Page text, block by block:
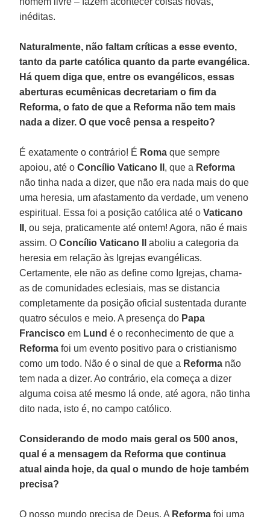
inéditas.
Naturalmente, não faltam críticas a esse evento,
tanto da parte católica quanto da parte evangélica.
Há quem diga que, entre os evangélicos, essas
aberturas ecumênicas decretariam o fim da
Reforma, o fato de que a Reforma não tem mais
nada a dizer. O que você pensa a respeito?
É exatamente o contrário! É Roma que sempre
apoiou, até oConcílio Vaticano II , que a Reforma
não tinha nada a dizer, que não era nada mais do que
uma heresia, um afastamento da verdade, um veneno
espiritual. Essa foi a posição católica até oVaticano
, ou seja, praticamente até ontem! Agora, não é mais
assim. OConcílio Vaticano II
aboliu a categoria da
heresia em relação às Igrejas evangélicas.
Certamente, ele não as define como Igrejas, chama-
as de comunidades eclesiais, mas se distancia
completamente da posição oficial sustentada durante
quatro séculos e meio. A presença do Papa
Francisco em Lund é o reconhecimento de que a
Reforma foi um evento positivo para o cristianismo
como um todo. Não é o sinal de que a Reforma não
tem nada a dizer. Ao contrário, ela começa a dizer
alguma coisa até mesmo lá onde, até agora, não tinha
dito nada, isto é, no campo católico.
Considerando de modo mais geral os 500 anos,
qual é a mensagem da Reforma que continua
atual ainda hoje, da qual o mundo de hoje também
precisa?
O nosso mundo precisa de Deus. A Reforma foi uma